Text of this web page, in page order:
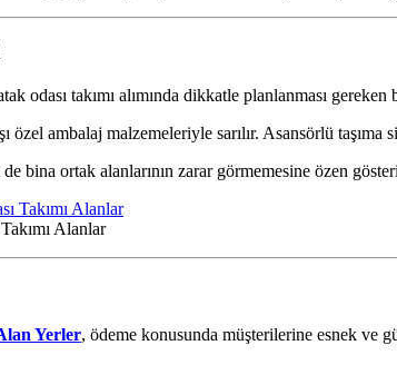
odası takımı alımında dikkatle planlanması
özel ambalaj malzemeleriyle sarılır. Asansörlü
de bina ortak alanlarının zarar görmemesine özen
Alanlar
Yerler, ödeme konusunda müşterilerine esnek ve